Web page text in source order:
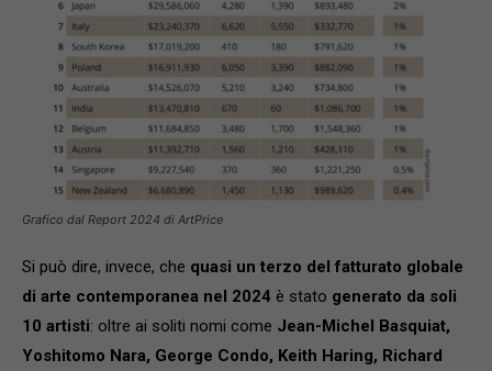
Grafico dal Report 2024 di ArtPrice
Si può dire, invece, che quasi un terzo del fatturato globale
di arte contemporanea nel 2024 è stato generato da soli
10 artisti: oltre ai soliti nomi come Jean-Michel Basquiat,
Yoshitomo Nara, George Condo, Keith Haring, Richard